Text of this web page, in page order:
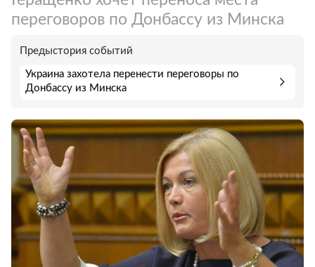
переговоров по Донбассу из Минска
Предыстория событий
Украина захотела перенести переговоры по
Донбассу из Минска